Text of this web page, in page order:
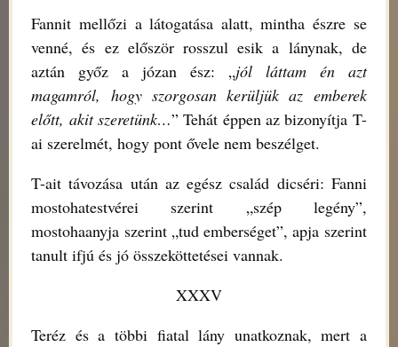
Fannit mellőzi a látogatása alatt, mintha észre se
venné, és ez először rosszul esik a lánynak, de
aztán győz a józan ész: „jól láttam én azt
magamról, hogy szorgosan kerüljük az emberek
előtt, akit szeretünk…” Tehát éppen az bizonyítja T-
ai szerelmét, hogy pont ővele nem beszélget.
T-ait távozása után az egész család dicséri: Fanni
mostohatestvérei szerint „szép legény”,
mostohaanyja szerint „tud emberséget”, apja szerint
tanult ifjú és jó összeköttetései vannak.
XXXV
Teréz és a többi fiatal lány unatkoznak, mert a